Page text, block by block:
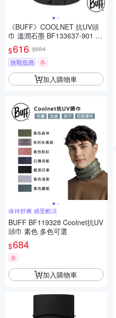
《BUFF》COOLNET 抗UV頭
巾 溫潤石墨 BF133637-901 路
跑/防曬/健行/單車/爬山/防疫
$616 $684
挑戰低價
券
加入購物車
保持舒爽 感受酷涼
BUFF BF119328 Coolnet抗UV
頭巾 素色 多色可選
$684
券
加入購物車